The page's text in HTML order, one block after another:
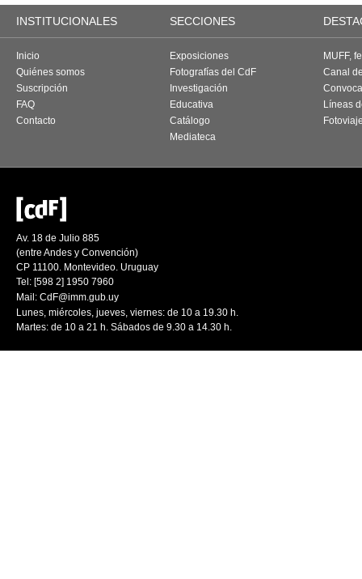
INSTITUCIONALES SECCIONES
Inicio
Quiénes somos
Suscripción
FAQ
Contacto
Exposiciones
Fotografías del CdF
Investigación
Educativa
Catálogo
Mediateca
MUFF,
Canal
Líneas
Av. 18 de Julio 885
(entre Andes y Convención)
CP 11100. Montevideo. Uruguay
Tel: [598 2] 1950 7960
Mail: CdF@imm.gub.uy
Lunes, miércoles, jueves, viernes: de 10 a 19.30 h.
Martes: de 10 a 21 h. Sábados de 9.30 a 14.30 h.